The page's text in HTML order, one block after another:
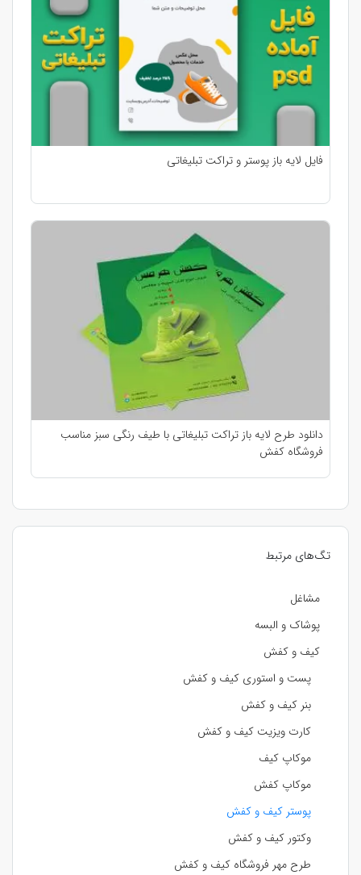
تگ‌های مرتبط
مشاغل
پوشاک و البسه
کیف و کفش
پست و استوری کیف و کفش
بنر کیف و کفش
کارت ویزیت کیف و کفش
موکاپ کیف
موکاپ کفش
پوستر کیف و کفش
وکتور کیف و کفش
طرح مهر فروشگاه کیف و کفش
فایل لایه باز پوستر و تراکت تبلیغاتی
دانلود طرح لایه باز تراکت تبلیغاتی با طیف رنگی سبز مناسب
فروشگاه کفش